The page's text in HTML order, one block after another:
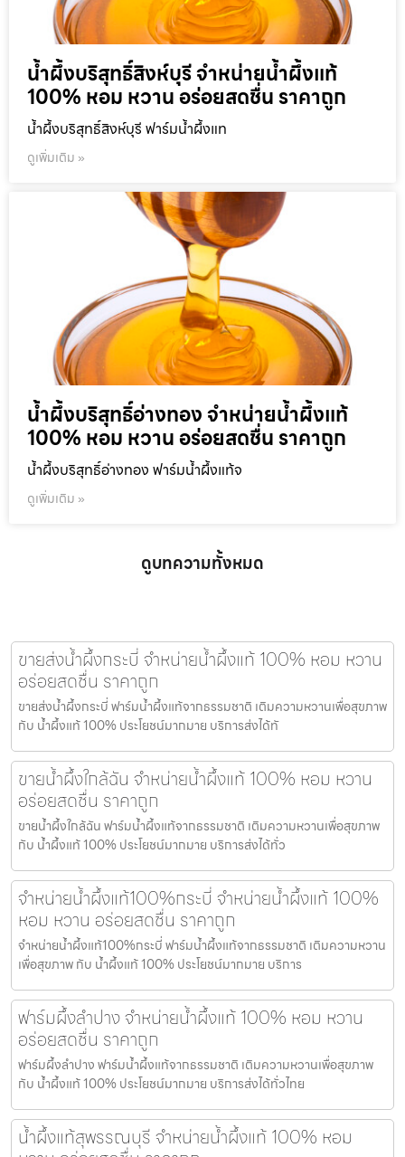
น้ำผึ้งบริสุทธิ์สิงห์บุรี จำหน่ายน้ำผึ้งแท้
100% หอม หวาน อร่อยสดชื่น ราคาถูก
น้ำผึ้งบริสุทธิ์สิงห์บุรี ฟาร์มน้ำผึ้งแท
ดูเพิ่มเติม »
น้ำผึ้งบริสุทธิ์อ่างทอง จำหน่ายน้ำผึ้งแท้
100% หอม หวาน อร่อยสดชื่น ราคาถูก
น้ำผึ้งบริสุทธิ์อ่างทอง ฟาร์มน้ำผึ้งแท้จ
ดูเพิ่มเติม »
ดูบทความทั้งหมด
ขายส่งน้ำผึ้งกระบี่ จำหน่ายน้ำผึ้งแท้ 100% หอม หวาน
อร่อยสดชื่น ราคาถูก
ขายส่งน้ำผึ้งกระบี่ ฟาร์มน้ำผึ้งแท้จากธรรมชาติ เติมความหวานเพื่อสุขภาพ
กับ น้ำผึ้งแท้ 100% ประโยชน์มากมาย บริการส่งได้ทั
ขายน้ำผึ้งใกล้ฉัน จำหน่ายน้ำผึ้งแท้ 100% หอม หวาน
อร่อยสดชื่น ราคาถูก
ขายน้ำผึ้งใกล้ฉัน ฟาร์มน้ำผึ้งแท้จากธรรมชาติ เติมความหวานเพื่อสุขภาพ
กับ น้ำผึ้งแท้ 100% ประโยชน์มากมาย บริการส่งได้ทั่ว
จำหน่ายน้ำผึ้งแท้100%กระบี่ จำหน่ายน้ำผึ้งแท้ 100%
หอม หวาน อร่อยสดชื่น ราคาถูก
จำหน่ายน้ำผึ้งแท้100%กระบี่ ฟาร์มน้ำผึ้งแท้จากธรรมชาติ เติมความหวาน
เพื่อสุขภาพ กับ น้ำผึ้งแท้ 100% ประโยชน์มากมาย บริการ
ฟาร์มผึ้งลำปาง จำหน่ายน้ำผึ้งแท้ 100% หอม หวาน
อร่อยสดชื่น ราคาถูก
ฟาร์มผึ้งลำปาง ฟาร์มน้ำผึ้งแท้จากธรรมชาติ เติมความหวานเพื่อสุขภาพ
กับ น้ำผึ้งแท้ 100% ประโยชน์มากมาย บริการส่งได้ทั่วไทย
น้ำผึ้งแท้สุพรรณบุรี จำหน่ายน้ำผึ้งแท้ 100% หอม